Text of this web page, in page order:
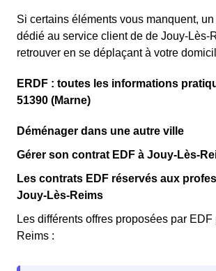
Si certains éléments vous manquent,
dédié au service client de de Jouy-Lès-
retrouver en se déplaçant à votre
ERDF : toutes les informations
51390 (Marne)
Déménager dans une autre ville
Gérer son contrat EDF à Jouy-Lès-
Les contrats EDF réservés aux
Jouy-Lès-Reims
Les différents offres proposées par
Reims :